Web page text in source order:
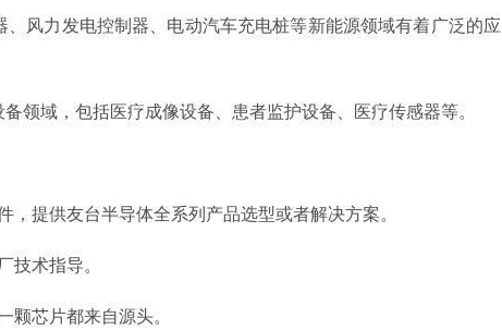
风力发电控制器、电动汽车充电桩等新能源领域有着广泛的应
领域，包括医疗成像设备、患者监护设备、医疗传感器等。
提供友台半导体全系列产品选型或者解决方案。
术指导。
颗芯片都来自源头。